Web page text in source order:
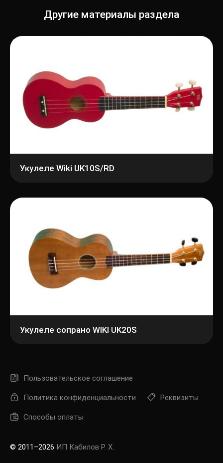
Другие материалы раздела
Укулеле Wiki UK10S/RD
Укулеле сопрано WIKI UK20S
Пользовательское соглашение
Политика конфиденциальности Реквизиты
Способы оплаты
© 2011–2026 ИП Кабилов Р. Х.